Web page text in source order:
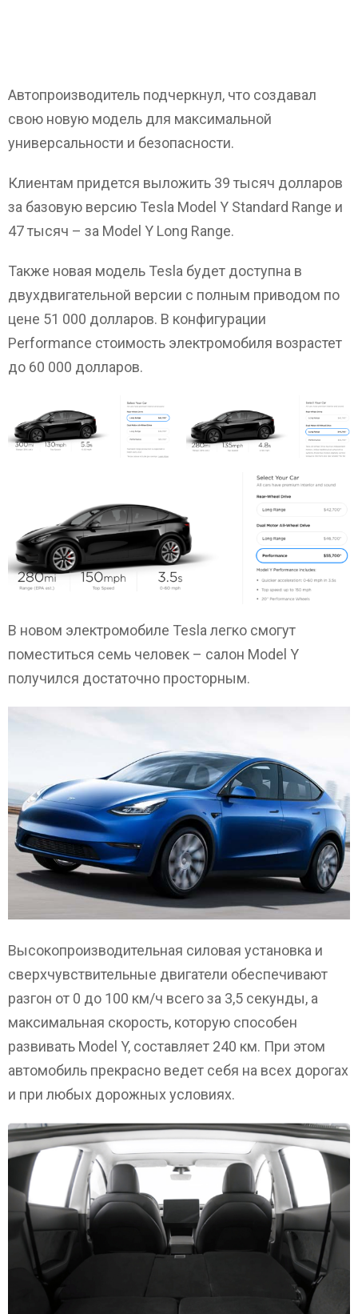
Автопроизводитель подчеркнул, что создавал
свою новую модель для максимальной
универсальности и безопасности.
Клиентам придется выложить 39 тысяч долларов
за базовую версию Tesla Model Y Standard Range и
47 тысяч – за Model Y Long Range.
Также новая модель Tesla будет доступна в
двухдвигательной версии с полным приводом по
цене 51 000 долларов. В конфигурации
Performance стоимость электромобиля возрастет
до 60 000 долларов.
В новом электромобиле Tesla легко смогут
поместиться семь человек – салон Model Y
получился достаточно просторным.
Высокопроизводительная силовая установка и
сверхчувствительные двигатели обеспечивают
разгон от 0 до 100 км/ч всего за 3,5 секунды, а
максимальная скорость, которую способен
развивать Model Y, составляет 240 км. При этом
автомобиль прекрасно ведет себя на всех дорогах
и при любых дорожных условиях.